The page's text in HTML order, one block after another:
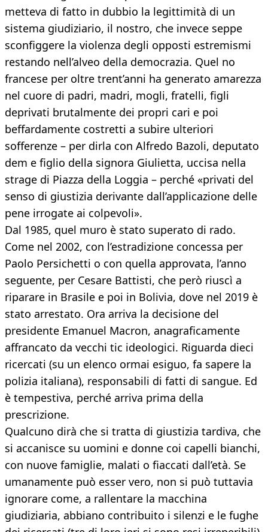
metteva di fatto in dubbio la legittimità di un
sistema giudiziario, il nostro, che invece seppe
sconfiggere la violenza degli opposti estremismi
restando nell’alveo della democrazia. Quel no
francese per oltre trent’anni ha generato amarezza
nel cuore di padri, madri, mogli, fratelli, figli
deprivati brutalmente dei propri cari e poi
beffardamente costretti a subire ulteriori
sofferenze – per dirla con Alfredo Bazoli, deputato
dem e figlio della signora Giulietta, uccisa nella
strage di Piazza della Loggia – perché «privati del
senso di giustizia derivante dall’applicazione delle
pene irrogate ai colpevoli».
Dal 1985, quel muro è stato superato di rado.
Come nel 2002, con l’estradizione concessa per
Paolo Persichetti o con quella approvata, l’anno
seguente, per Cesare Battisti, che però riuscì a
riparare in Brasile e poi in Bolivia, dove nel 2019 è
stato arrestato. Ora arriva la decisione del
presidente Emanuel Macron, anagraficamente
affrancato da vecchi tic ideologici. Riguarda dieci
ricercati (su un elenco ormai esiguo, fa sapere la
polizia italiana), responsabili di fatti di sangue. Ed
è tempestiva, perché arriva prima della
prescrizione.
Qualcuno dirà che si tratta di giustizia tardiva, che
si accanisce su uomini e donne coi capelli bianchi,
con nuove famiglie, malati o fiaccati dall’età. Se
umanamente può esser vero, non si può tuttavia
ignorare come, a rallentare la macchina
giudiziaria, abbiano contribuito i silenzi e le fughe